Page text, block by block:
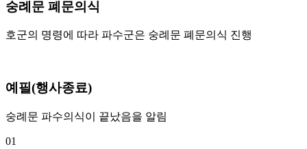
숭례문 폐문의식
호군의 명령에 따라 파수군은 숭례문 폐문의식 진행
예필(행사종료)
숭례문 파수의식이 끝났음을 알림
01